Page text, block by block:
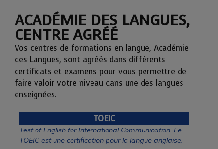
ACADÉMIE DES LANGUES,
CENTRE AGRÉÉ
Vos centres de formations en langue, Académie
des Langues, sont agréés dans différents
certificats et examens pour vous permettre de
faire valoir votre niveau dans une des langues
enseignées.
TOEIC
Test of English for International Communication. Le
TOEIC est une certification pour la langue anglaise.